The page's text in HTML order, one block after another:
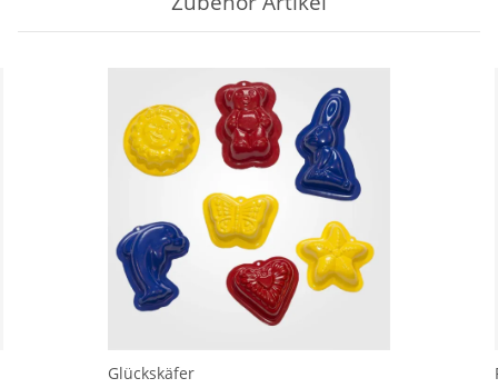
zertifizierten UV-Schutz
Pickapooh
Glückskäfer